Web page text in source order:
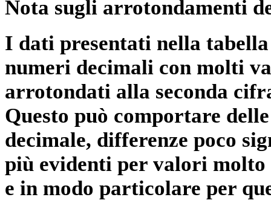
Nota sugli arrotondamenti
I dati presentati nella
numeri decimali con molti
arrotondati alla seconda
Questo può comportare
decimale, differenze poco
più evidenti per valori
e in modo particolare per